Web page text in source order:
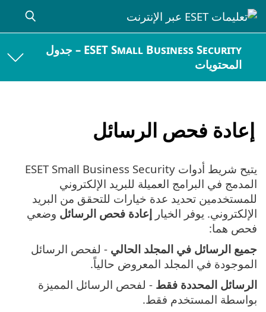
ESET Small Business Security – جدول
المحتويات
إعادة فحص الرسائل
يتيح شريط أدوات ESET Small Business Security
المدمج في البرامج العميلة للبريد الإلكتروني
للمستخدمين تحديد عدة خيارات للتحقق من البريد
الإلكتروني. يوفر الخيار إعادة فحص الرسائل وضعي
فحص هما:
جميع الرسائل في المجلد الحالي - لفحص الرسائل
الموجودة في المجلد المعروض حالياً.
الرسائل المحددة فقط - لفحص الرسائل المميزة
بواسطة المستخدم فقط.